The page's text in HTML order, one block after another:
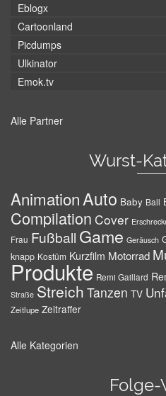
Eblogx
Cartoonland
Picdumps
Ulkinator
Emok.tv
Alle Partner
Wurst-
AnimationAuto Baby Ball
Compilation Cover
Frau Fußball Game Geräusch
knapp Kostüm Kurzfilm Motorrad
Produkte Remi Gaillard
Straße Streich Tanzen TV
Zeitlupe Zeitraffer
Alle Kategorien
Folge-